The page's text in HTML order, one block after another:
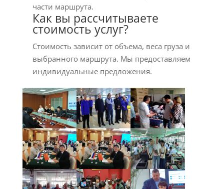
части маршрута.
Как вы рассчитываете
стоимость услуг?
Стоимость зависит от объема, веса груза и
выбранного маршрута. Мы предоставляем
индивидуальные предложения.